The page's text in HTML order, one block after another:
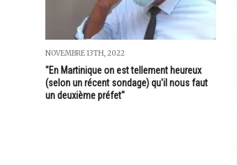
NOVEMBRE 13TH, 2022
"En Martinique on est tellement heureux
(selon un récent sondage) qu'il nous faut
un deuxième préfet"